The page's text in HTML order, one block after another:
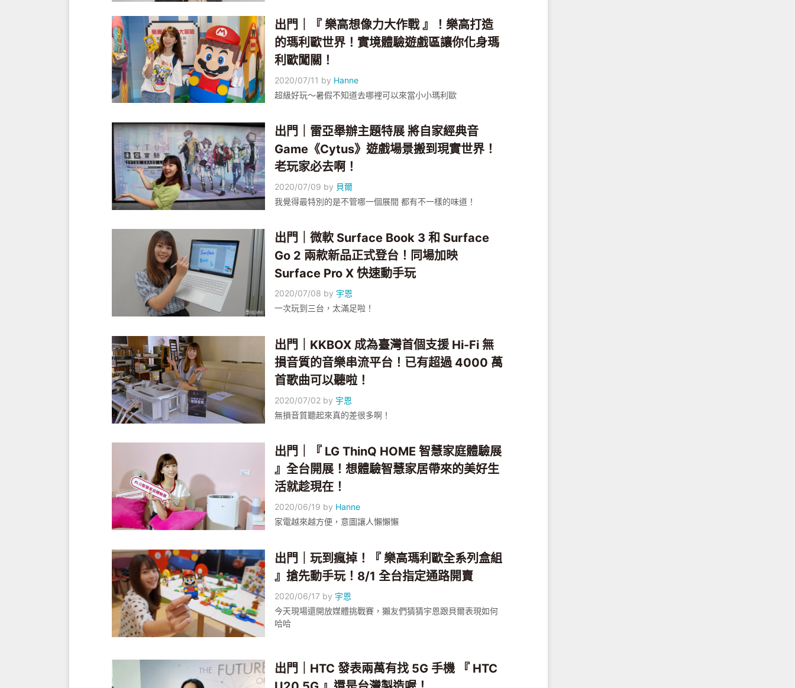
出門｜『 樂高想像力大作戰 』！樂高打造
的瑪利歐世界！實境體驗遊戲區讓你化身瑪
利歐闖關！
2020/07/11 by Hanne
超級好玩～暑假不知道去哪裡可以來當小小瑪利歐
出門｜雷亞舉辦主題特展 將自家經典音
Game《Cytus》遊戲場景搬到現實世界！
老玩家必去啊！
2020/07/09 by 貝爾
我覺得最特別的是不管哪一個展間 都有不一樣的味道！
出門｜微軟 Surface Book 3 和 Surface
Go 2 兩款新品正式登台！同場加映
Surface Pro X 快速動手玩
2020/07/08 by 宇恩
一次玩到三台，太滿足啦！
出門｜KKBOX 成為臺灣首個支援 Hi-Fi 無
損音質的音樂串流平台！已有超過 4000 萬
首歌曲可以聽啦！
2020/07/02 by 宇恩
無損音質聽起來真的差很多啊！
出門｜『 LG ThinQ HOME 智慧家庭體驗展
』全台開展！想體驗智慧家居帶來的美好生
活就趁現在！
2020/06/19 by Hanne
家電越來越方便，意圖讓人懶懶懶
出門｜玩到瘋掉！『 樂高瑪利歐全系列盒組
』搶先動手玩！8/1 全台指定通路開賣
2020/06/17 by 宇恩
今天現場還開放媒體挑戰賽，獺友們猜猜宇恩跟貝爾表現如何
哈哈
出門｜HTC 發表兩萬有找 5G 手機 『 HTC